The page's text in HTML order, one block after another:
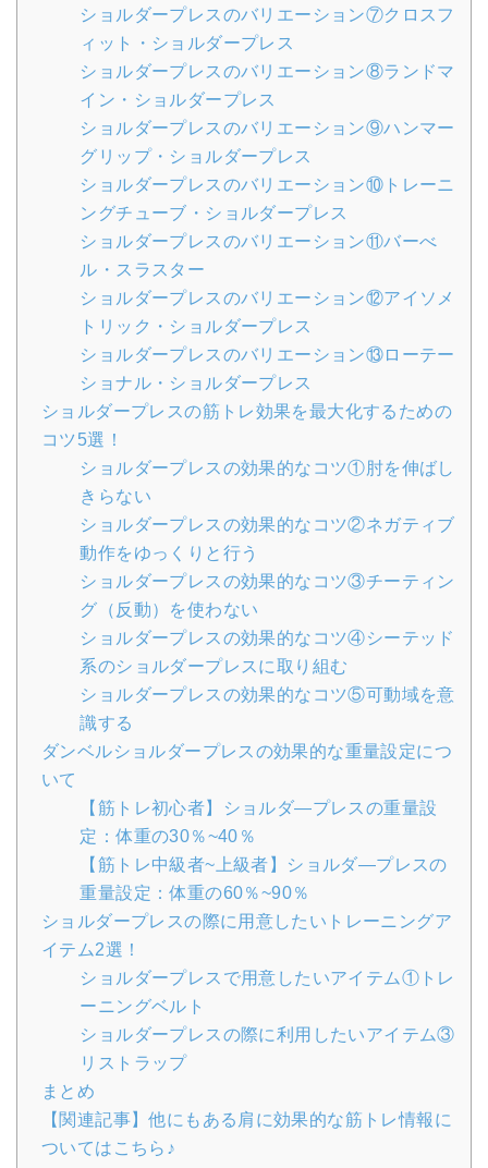
ショルダープレスのバリエーション⑦クロスフ
ィット・ショルダープレス
ショルダープレスのバリエーション⑧ランドマ
イン・ショルダープレス
ショルダープレスのバリエーション⑨ハンマー
グリップ・ショルダープレス
ショルダープレスのバリエーション⑩トレーニ
ングチューブ・ショルダープレス
ショルダープレスのバリエーション⑪バーべ
ル・スラスター
ショルダープレスのバリエーション⑫アイソメ
トリック・ショルダープレス
ショルダープレスのバリエーション⑬ローテー
ショナル・ショルダープレス
ショルダープレスの筋トレ効果を最大化するための
コツ5選！
ショルダープレスの効果的なコツ①肘を伸ばし
きらない
ショルダープレスの効果的なコツ②ネガティブ
動作をゆっくりと行う
ショルダープレスの効果的なコツ③チーティン
グ（反動）を使わない
ショルダープレスの効果的なコツ④シーテッド
系のショルダープレスに取り組む
ショルダープレスの効果的なコツ⑤可動域を意
識する
ダンベルショルダープレスの効果的な重量設定につ
いて
【筋トレ初心者】ショルダ―プレスの重量設
定：体重の30％~40％
【筋トレ中級者~上級者】ショルダ―プレスの
重量設定：体重の60％~90％
ショルダープレスの際に用意したいトレーニングア
イテム2選！
ショルダープレスで用意したいアイテム①トレ
ーニングベルト
ショルダープレスの際に利用したいアイテム③
リストラップ
まとめ
【関連記事】他にもある肩に効果的な筋トレ情報に
ついてはこちら♪